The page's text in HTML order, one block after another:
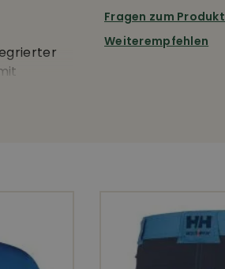
Fragen zum Produkt
Weiterempfehlen